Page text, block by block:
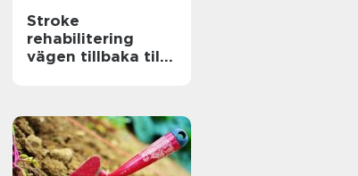
Stroke
rehabilitering
vägen tillbaka till